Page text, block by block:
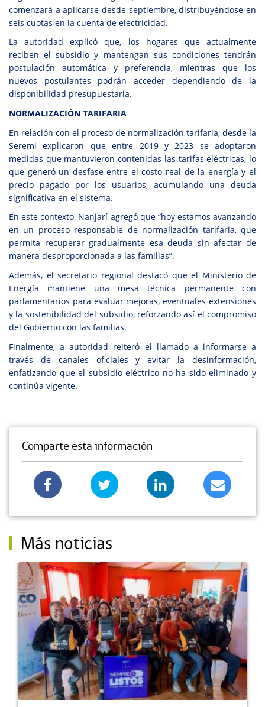
comenzará a aplicarse desde septiembre, distribuyéndose en
seis cuotas en la cuenta de electricidad.
La autoridad explicó que, los hogares que actualmente
reciben el subsidio y mantengan sus condiciones tendrán
postulación automática y preferencia, mientras que los
nuevos postulantes podrán acceder dependiendo de la
disponibilidad presupuestaria.
NORMALIZACIÓN TARIFARIA
En relación con el proceso de normalización tarifaria, desde la
Seremi explicaron que entre 2019 y 2023 se adoptaron
medidas que mantuvieron contenidas las tarifas eléctricas, lo
que generó un desfase entre el costo real de la energía y el
precio pagado por los usuarios, acumulando una deuda
significativa en el sistema.
En este contexto, Nanjarí agregó que “hoy estamos avanzando
en un proceso responsable de normalización tarifaria, que
permita recuperar gradualmente esa deuda sin afectar de
manera desproporcionada a las familias”.
Además, el secretario regional destacó que el Ministerio de
Energía mantiene una mesa técnica permanente con
parlamentarios para evaluar mejoras, eventuales extensiones
y la sostenibilidad del subsidio, reforzando así el compromiso
del Gobierno con las familias.
Finalmente, a autoridad reiteró el llamado a informarse a
través de canales oficiales y evitar la desinformación,
enfatizando que el subsidio eléctrico no ha sido eliminado y
continúa vigente.
Comparte esta información
Más noticias